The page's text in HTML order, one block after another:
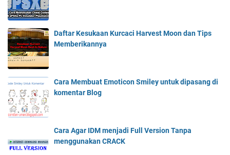
Daftar Kesukaan Kurcaci Harvest Moon​ dan Tips
Memberikannya
Cara Membuat Emoticon Smiley untuk dipasang di
komentar Blog
Cara Agar IDM menjadi Full Version Tanpa
menggunakan CRACK